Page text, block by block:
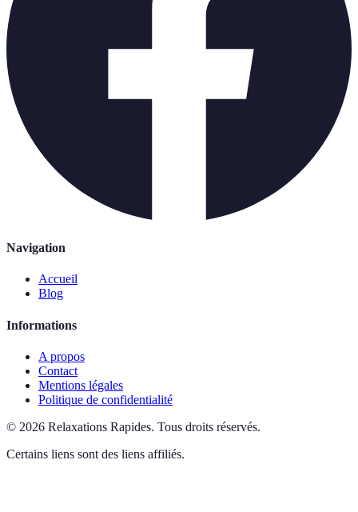
Navigation
Accueil
Blog
Informations
A propos
Contact
Mentions légales
Politique de confidentialité
© 2026 Relaxations Rapides. Tous droits réservés.
Certains liens sont des liens affiliés.